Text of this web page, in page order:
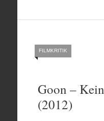
FILMKRITIK
Goon –
(2012)